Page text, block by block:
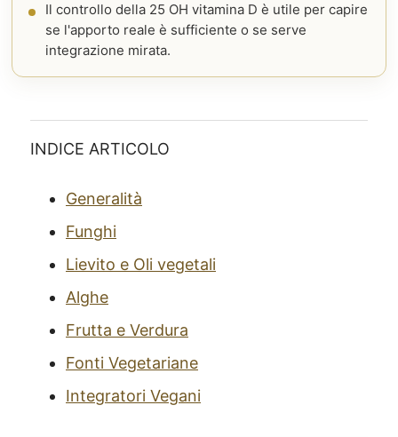
Il controllo della 25 OH vitamina D è utile per capire
se l'apporto reale è sufficiente o se serve
integrazione mirata.
INDICE ARTICOLO
Generalità
Funghi
Lievito e Oli vegetali
Alghe
Frutta e Verdura
Fonti Vegetariane
Integratori Vegani